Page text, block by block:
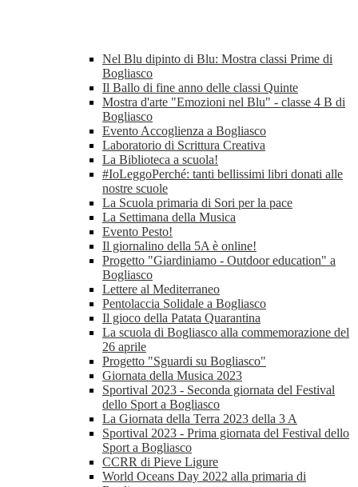
Nel Blu dipinto di Blu: Mostra classi Prime di
Bogliasco
Il Ballo di fine anno delle classi Quinte
Mostra d'arte "Emozioni nel Blu" - classe 4 B di
Bogliasco
Evento Accoglienza a Bogliasco
Laboratorio di Scrittura Creativa
La Biblioteca a scuola!
#IoLeggoPerché: tanti bellissimi libri donati alle
nostre scuole
La Scuola primaria di Sori per la pace
La Settimana della Musica
Evento Pesto!
Il giornalino della 5A è online!
Progetto "Giardiniamo - Outdoor education" a
Bogliasco
Lettere al Mediterraneo
Pentolaccia Solidale a Bogliasco
Il gioco della Patata Quarantina
La scuola di Bogliasco alla commemorazione del
26 aprile
Progetto "Sguardi su Bogliasco"
Giornata della Musica 2023
Sportival 2023 - Seconda giornata del Festival
dello Sport a Bogliasco
La Giornata della Terra 2023 della 3 A
Sportival 2023 - Prima giornata del Festival dello
Sport a Bogliasco
CCRR di Pieve Ligure
World Oceans Day 2022 alla primaria di